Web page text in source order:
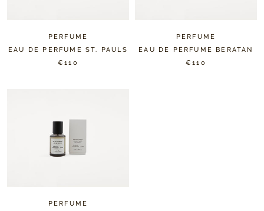
PERFUME
EAU DE PERFUME ST. PAULS
€110
PERFUME
EAU DE PERFUME BERATAN
€110
PERFUME